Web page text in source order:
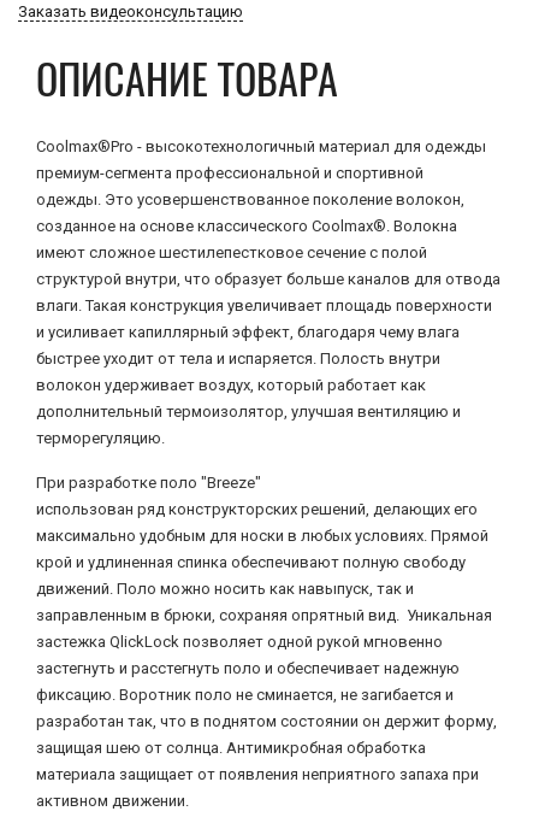
Заказать видеоконсультацию
ОПИСАНИЕ ТОВАРА
Coolmax®Pro - высокотехнологичный материал для одежды
премиум-сегмента профессиональной и спортивной
одежды. Это усовершенствованное поколение волокон,
созданное на основе классического Coolmax®. Волокна
имеют сложное шестилепестковое сечение с полой
структурой внутри, что образует больше каналов для отвода
влаги. Такая конструкция увеличивает площадь поверхности
и усиливает капиллярный эффект, благодаря чему влага
быстрее уходит от тела и испаряется. Полость внутри
волокон удерживает воздух, который работает как
дополнительный термоизолятор, улучшая вентиляцию и
терморегуляцию.
При разработке поло "Breeze"
использован ряд конструкторских решений, делающих его
максимально удобным для носки в любых условиях. Прямой
крой и удлиненная спинка обеспечивают полную свободу
движений. Поло можно носить как навыпуск, так и
заправленным в брюки, сохраняя опрятный вид. Уникальная
застежка QlickLock позволяет одной рукой мгновенно
застегнуть и расстегнуть поло и обеспечивает надежную
фиксацию. Воротник поло не сминается, не загибается и
разработан так, что в поднятом состоянии он держит форму,
защищая шею от солнца. Антимикробная обработка
материала защищает от появления неприятного запаха при
активном движении.